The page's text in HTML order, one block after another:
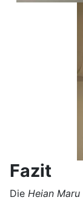
Fazit
Die Heian Maru